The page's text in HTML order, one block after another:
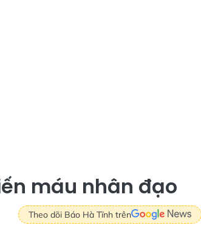
máu nhân đạo
Theo dõi Báo Hà Tĩnh trên